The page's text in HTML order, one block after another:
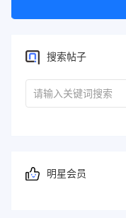
搜索帖子
明星会员